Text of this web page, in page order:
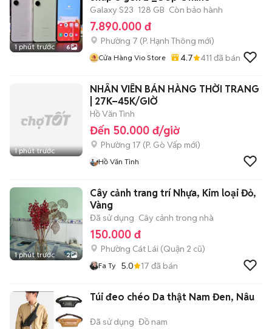
1 phút trước 6
Galaxy S23 128 GB Còn bảo hành
7.890.000 đ
Phường 7 (P. Hạnh Thông mới)
Cửa Hàng Vio Store 4.7 411 đã bán
1 phút trước
NHÂN VIÊN BÁN HÀNG THỜI TRANG
| 27K–45K/GIỜ
Hồ Văn Tình
Đến 50.000 đ/giờ
Phường 17 (P. Gò Vấp mới)
Hồ Văn Tình
1 phút trước 2
Cây cảnh trang trí Nhựa, Kim loại Đỏ,
Vàng
Đã sử dụng Cây cảnh trong nhà
150.000 đ
Phường Cát Lái (Quận 2 cũ)
Fa Ty 5.0 17 đã bán
Túi đeo chéo Da thật Nam Đen, Nâu
Đã sử dụng Đồ nam